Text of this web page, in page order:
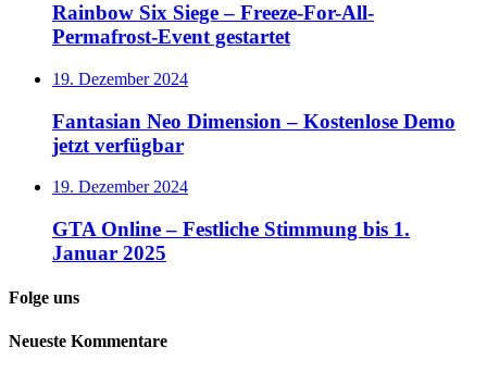
Rainbow Six Siege – Freeze-For-All-
Permafrost-Event gestartet
19. Dezember 2024
Fantasian Neo Dimension – Kostenlose Demo
jetzt verfügbar
19. Dezember 2024
GTA Online – Festliche Stimmung bis 1.
Januar 2025
Folge uns
Neueste Kommentare